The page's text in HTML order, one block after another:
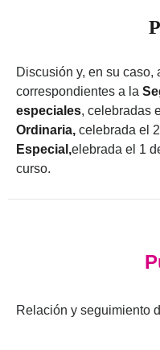
Discusión y, en su
correspondientes a la
especiales, celebradas
Ordinaria, celebrada el
Especial,elebrada el 1
curso.
Relación y seguimiento